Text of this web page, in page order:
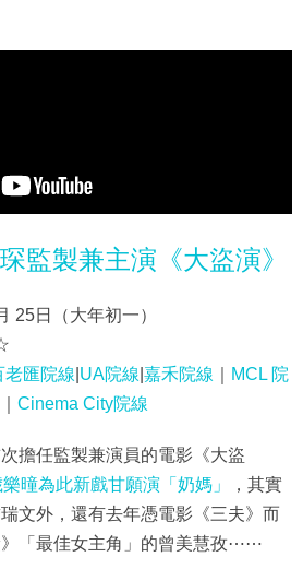
監製兼主演《大盜演》
25日（大年初一）
老匯院線 UA院線 嘉禾院線
MCL 院
｜ Cinema City院線
擔任監製兼演員的電影《大盜
曈為此新戲甘願演「奶媽」
，其實
文外，還有去年憑電影《三夫》而
「最佳女主角」的曾美慧孜⋯⋯